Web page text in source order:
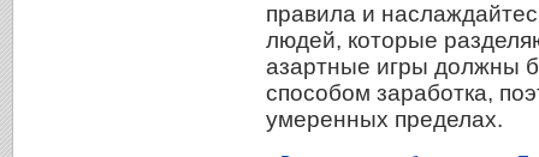
правила и
людей, которые
азартные игры должны
способом заработка,
умеренных пределах.